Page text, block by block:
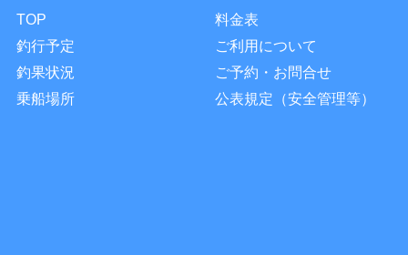
TOP
釣行予定
釣果状況
乗船場所
料金表
ご利用について
ご予約・お問合せ
公表規定（安全管理等）